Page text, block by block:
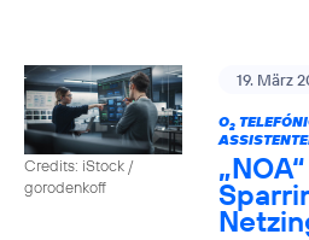
Credits: iStock /
gorodenkoff
19. März
O2